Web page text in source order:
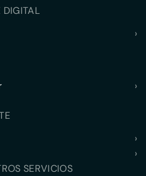
DIGITAL
›
›
›
›
SERVICIOS